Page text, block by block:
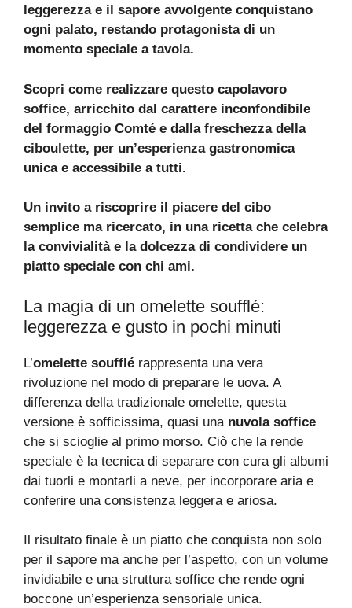
leggerezza e il sapore avvolgente conquistano
ogni palato, restando protagonista di un
momento speciale a tavola.
Scopri come realizzare questo capolavoro
soffice, arricchito dal carattere inconfondibile
del formaggio Comté e dalla freschezza della
ciboulette, per un’esperienza gastronomica
unica e accessibile a tutti.
Un invito a riscoprire il piacere del cibo
semplice ma ricercato, in una ricetta che celebra
la convivialità e la dolcezza di condividere un
piatto speciale con chi ami.
La magia di un omelette soufflé:
leggerezza e gusto in pochi minuti
L’omelette soufflé rappresenta una vera
rivoluzione nel modo di preparare le uova. A
differenza della tradizionale omelette, questa
versione è sofficissima, quasi una nuvola soffice
che si scioglie al primo morso. Ciò che la rende
speciale è la tecnica di separare con cura gli albumi
dai tuorli e montarli a neve, per incorporare aria e
conferire una consistenza leggera e ariosa.
Il risultato finale è un piatto che conquista non solo
per il sapore ma anche per l’aspetto, con un volume
invidiabile e una struttura soffice che rende ogni
boccone un’esperienza sensoriale unica.